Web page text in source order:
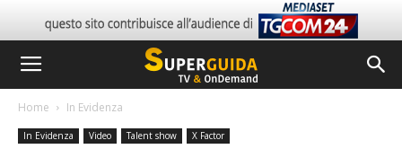
Home In Evidenza
In Evidenza Video Talent show X Factor